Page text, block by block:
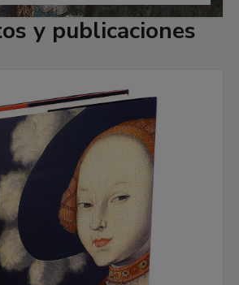
y publicaciones